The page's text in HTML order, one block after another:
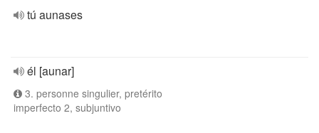
tú aunases
él [aunar]
3. personne singulier, pretérito
imperfecto 2, subjuntivo